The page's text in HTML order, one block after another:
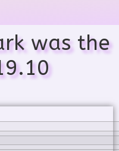
was the